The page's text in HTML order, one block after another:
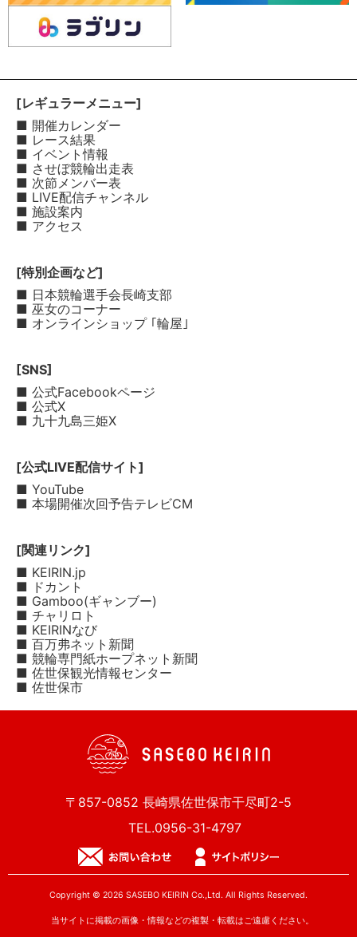
[レギュラーメニュー]
■ 開催カレンダー
■ レース結果
■ イベント情報
■ させぼ競輪出走表
■ 次節メンバー表
■ LIVE配信チャンネル
■ 施設案内
■ アクセス
[特別企画など]
■ 日本競輪選手会長崎支部
■ 巫女のコーナー
■ オンラインショップ ｢輪屋｣
[SNS]
■ 公式Facebookページ
■ 公式X
■ 九十九島三姫X
[公式LIVE配信サイト]
■ YouTube
■ 本場開催次回予告テレビCM
[関連リンク]
■ KEIRIN.jp
■ ドカント
■ Gamboo(ギャンブー)
■ チャリロト
■ KEIRINなび
■ 百万弗ネット新聞
■ 競輪専門紙ホープネット新聞
■ 佐世保観光情報センター
■ 佐世保市
〒857-0852 長崎県佐世保市干尽町2-5
TEL.0956-31-4797
Copyright © 2026 SASEBO KEIRIN Co.,Ltd. All Rights Reserved.
当サイトに掲載の画像・情報などの複製・転載はご遠慮ください。